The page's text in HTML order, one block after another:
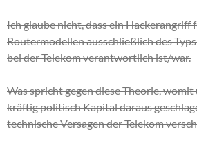
Ich glaube nicht, dass ein Hackerangriff
Routermodellen ausschließlich des
bei der Telekom verantwortlich ist/war.
Was spricht gegen diese Theorie,
kräftig politisch Kapital daraus
technische Versagen der Telekom